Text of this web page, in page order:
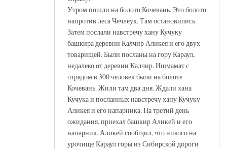
Утром пошли на болото Кочевань. Это болото
напротив леса Чечлеук. Там остановились.
Затем послали навстречу хану Кучуку
башкира деревни Калчир Аликея и его двух
товарищей. Были посланы на гору Караул,
недалеко от деревни Калчир. Ишмамат с
отрядом в 300 человек были на болоте
Кочевань. Жили там два дня. Ждали хана
Кучука и посланных навстречу хану Кучуку
Аликея и его напарника. На третий день
ожидания, приехал башкир Аликей и его
напарник. Аликей сообщил, что никого на
урочище Караул горы из Сибирской дороги